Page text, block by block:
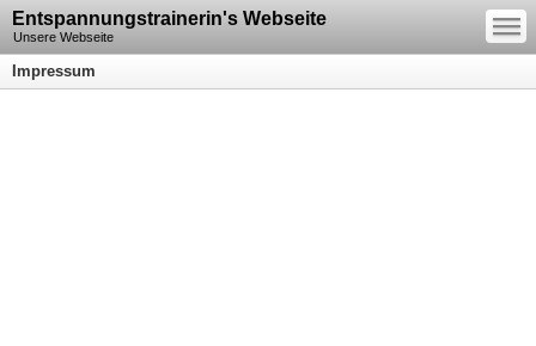
Entspannungstrainerin's Webseite
Unsere Webseite
—
—
—
Impressum